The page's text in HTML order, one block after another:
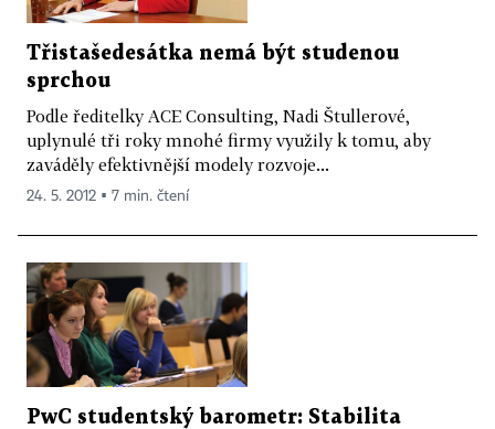
Třistašedesátka nemá být studenou
sprchou
Podle ředitelky ACE Consulting, Nadi Štullerové,
uplynulé tři roky mnohé firmy využily k tomu, aby
zaváděly efektivnější modely rozvoje...
24. 5. 2012 ▪ 7 min. čtení
PwC studentský barometr: Stabilita